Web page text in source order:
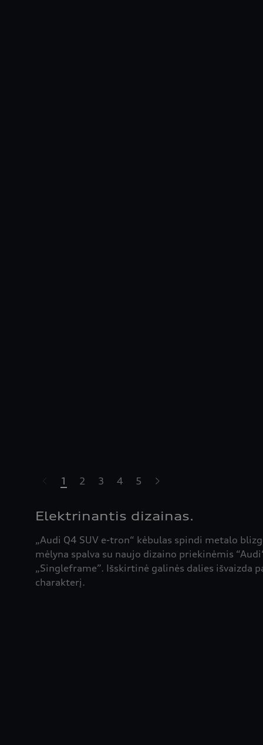
1 2 3 4 5
Elektrinantis dizainas.
„Audi Q4 SUV e-tron“ kėbulas spindi metalo
mėlyna spalva su naujo dizaino priekinėmis
„Singleframe”. Išskirtinė galinės dalies išvaizda
charakterį.